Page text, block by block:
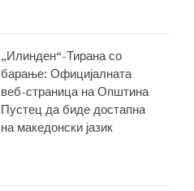
„Илинден“-Тирана со
барање: Официјалната
веб-страница на Општина
Пустец да биде достапна
на македонски јазик